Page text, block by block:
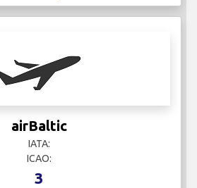
airBaltic
IATA:
ICAO:
3